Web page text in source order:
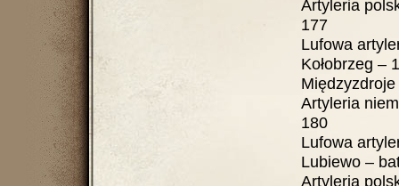
Artyleria
177
Lufowa
Kołobrzeg –
Artyleria
180
Lufowa
Lubiewo –
Artyleria